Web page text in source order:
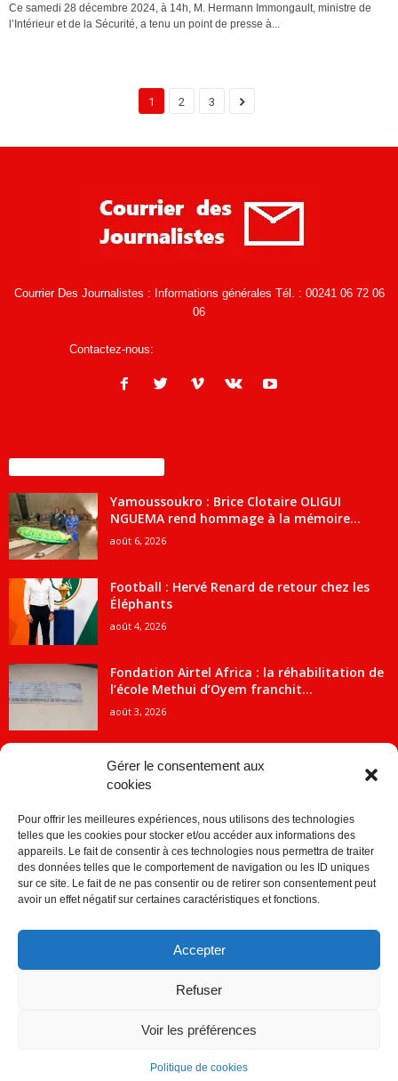
Gérer le consentement aux
cookies
Pour offrir les meilleures expériences, nous utilisons des technologies
telles que les cookies pour stocker et/ou accéder aux informations des
appareils. Le fait de consentir à ces technologies nous permettra de traiter
des données telles que le comportement de navigation ou les ID uniques
sur ce site. Le fait de ne pas consentir ou de retirer son consentement peut
avoir un effet négatif sur certaines caractéristiques et fonctions.
Accepter
Refuser
Voir les préférences
Politique de cookies
Ce samedi 28 décembre 2024, à 14h, M. Hermann Immongault, ministre de
l’Intérieur et de la Sécurité, a tenu un point de presse à...
1 2 3
Courrier Des Journalistes : Informations générales Tél. : 00241 06 72 06
06
Contactez-nous:
Yamoussoukro : Brice Clotaire OLIGUI
NGUEMA rend hommage à la mémoire...
août 6, 2026
Football : Hervé Renard de retour chez les
Éléphants
août 4, 2026
Fondation Airtel Africa : la réhabilitation de
l’école Methui d’Oyem franchit...
août 3, 2026
CATÉGORIE POPULAIRE
ACTUALITES
Economie 2091
1840
Société
Sport 859
© © Copyright 2014 - CDJ Médias - tous droits reservés